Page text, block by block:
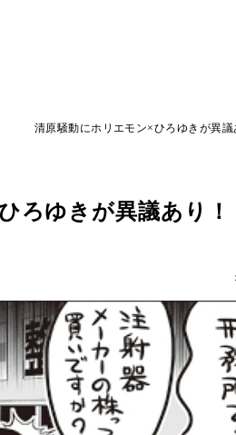
清原騒動にホリエモン×ひろゆきが異
ろゆきが異議あり